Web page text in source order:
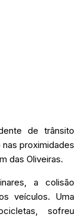
de trânsito
proximidades
das Oliveiras.
a colisão
veículos. Uma
sofreu